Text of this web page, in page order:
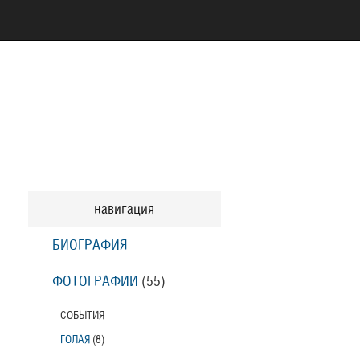
навигация
БИОГРАФИЯ
ФОТОГРАФИИ (55)
СОБЫТИЯ
ГОЛАЯ (8)